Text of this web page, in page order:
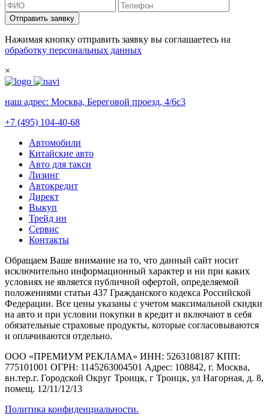
Отправить заявку
Нажимая кнопку отправить заявку вы соглашаетесь на
обработку персональных данных
×
наш адрес: Москва, Береговой проезд, 4/6с3
+7 (495) 104-40-68
Автомобили
Китайские авто
Авто для такси
Лизинг
Автокредит
Директ
Выкуп
Трейд ин
Сервис
Контакты
Обращаем Ваше внимание на то, что данный сайт носит
исключительно информационный характер и ни при каких
условиях не является публичной офертой, определяемой
положениями статьи 437 Гражданского кодекса Российской
Федерации. Все цены указаны с учетом максимальной скидки
на авто и при условии покупки в кредит и включают в себя
обязательные страховые продукты, которые согласовываются
и оплачиваются отдельно.
ООО «ПРЕМИУМ РЕКЛАМА» ИНН: 5263108187 КПП:
775101001 ОГРН: 1145263004501 Адрес: 108842, г. Москва,
вн.тер.г. Городской Округ Троицк, г Троицк, ул Нагорная, д. 8,
помещ. 12/11/12/13
Политика конфиденциальности.